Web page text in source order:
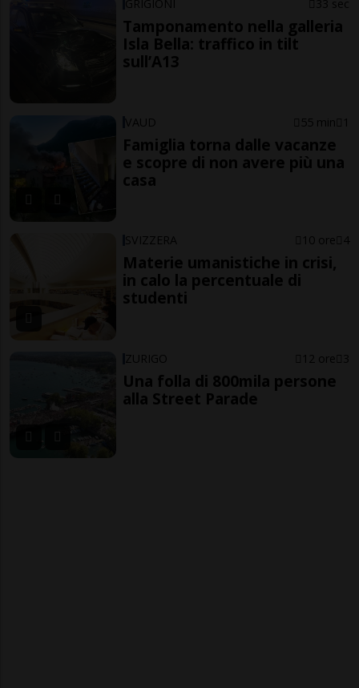
GRIGIONI 33 sec
Tamponamento nella galleria
Isla Bella: traffico in tilt
sull’A13
VAUD 55 min 1
Famiglia torna dalle vacanze
e scopre di non avere più una
casa
SVIZZERA 10 ore 4
Materie umanistiche in crisi,
in calo la percentuale di
studenti
ZURIGO 12 ore 3
Una folla di 800mila persone
alla Street Parade